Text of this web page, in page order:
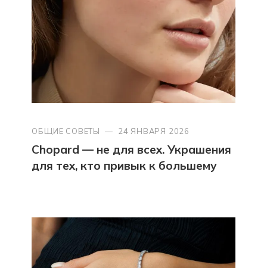
ОБЩИЕ СОВЕТЫ — 24 ЯНВАРЯ 2026
Chopard — не для всех. Украшения
для тех, кто привык к большему